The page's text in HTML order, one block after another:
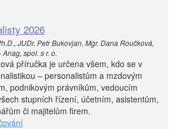
2026
JUDr. Petr Bukovjan, Mgr. Dana Roučková,
spol. s r. o.
příručka je určena všem, kdo se v
– personalistům a mzdovým
podnikovým právníkům, vedoucím
stupních řízení, účetním, asistentům,
či majitelům firem.